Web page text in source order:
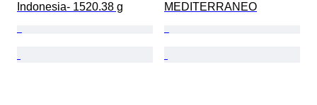
Indonesia- 1520.38 g
MEDITERRANEO